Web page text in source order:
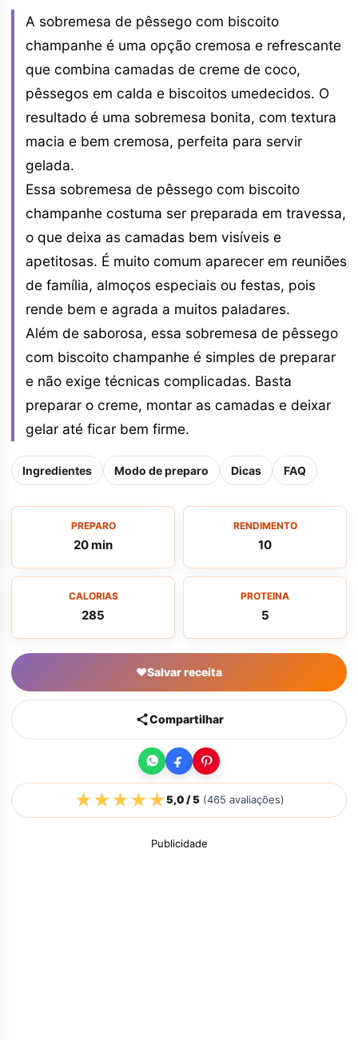
A sobremesa de pêssego com biscoito
champanhe é uma opção cremosa e refrescante
que combina camadas de creme de coco,
pêssegos em calda e biscoitos umedecidos. O
resultado é uma sobremesa bonita, com textura
macia e bem cremosa, perfeita para servir
gelada.
Essa sobremesa de pêssego com biscoito
champanhe costuma ser preparada em travessa,
o que deixa as camadas bem visíveis e
apetitosas. É muito comum aparecer em reuniões
de família, almoços especiais ou festas, pois
rende bem e agrada a muitos paladares.
Além de saborosa, essa sobremesa de pêssego
com biscoito champanhe é simples de preparar
e não exige técnicas complicadas. Basta
preparar o creme, montar as camadas e deixar
gelar até ficar bem firme.
Ingredientes Modo de preparo Dicas FAQ
PREPARO
20 min
RENDIMENTO
10
CALORIAS
285
PROTEINA
5
♥Salvar receita
Compartilhar
★★★★★5,0/ 5(465 avaliações)
Publicidade